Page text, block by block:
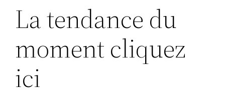
La tendance du
moment cliquez
ici